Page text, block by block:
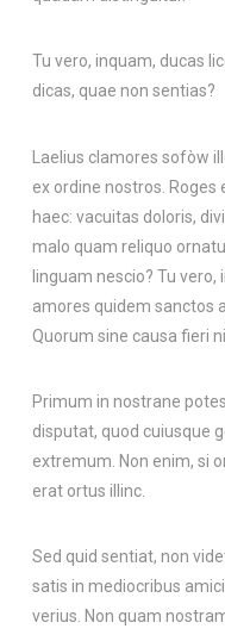
Tu vero, inquam, ducas
dicas, quae non sentias?
Laelius clamores sofòw
ex ordine nostros.
haec: vacuitas doloris,
malo quam reliquo
linguam nescio? Tu vero,
amores quidem sanctos
Quorum sine causa fieri
Primum in nostrane
disputat, quod cuiusque
extremum. Non enim, si
erat ortus illinc.
Sed quid sentiat, non
satis in mediocribus
verius. Non quam